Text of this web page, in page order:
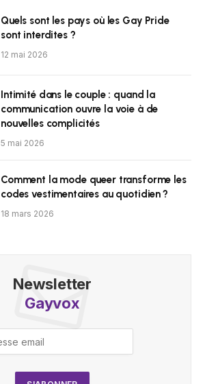
Quels sont les pays où les Gay Pride
sont interdites ?
12 mai 2026
Intimité dans le couple : quand la
communication ouvre la voie à de
nouvelles complicités
5 mai 2026
Comment la mode queer transforme les
codes vestimentaires au quotidien ?
18 mars 2026
Newsletter
Gayvox